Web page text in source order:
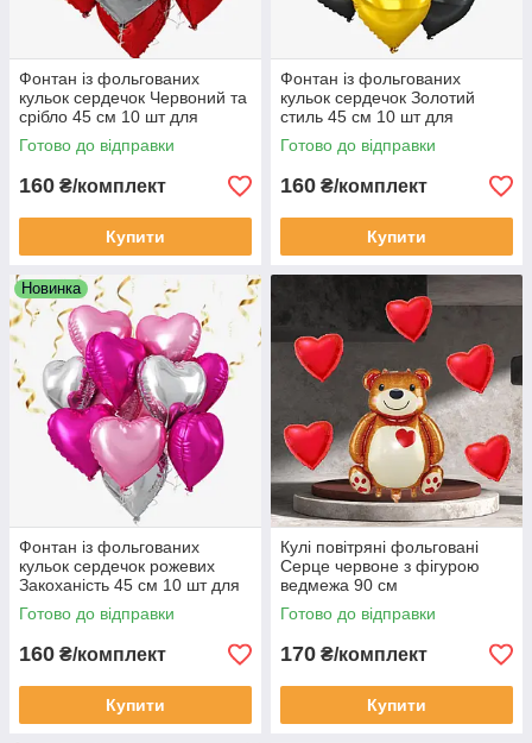
Фонтан із фольгованих
кульок сердечок Червоний та
срібло 45 см 10 шт для
фотозони Серце
Готово до відправки
160 ₴/комплект
Купити
Фонтан із фольгованих
кульок сердечок Золотий
стиль 45 см 10 шт для
фотозони Серце
Готово до відправки
160 ₴/комплект
Купити
Новинка
Фонтан із фольгованих
кульок сердечок рожевих
Закоханість 45 см 10 шт для
фотозони Серце
Готово до відправки
160 ₴/комплект
Купити
Кулі повітряні фольговані
Серце червоне з фігурою
ведмежа 90 см
Готово до відправки
170 ₴/комплект
Купити